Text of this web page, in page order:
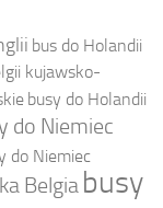
bus do Holandii
kujawsko-
busy do Holandii
do Niemiec
do Niemiec
Belgia busy